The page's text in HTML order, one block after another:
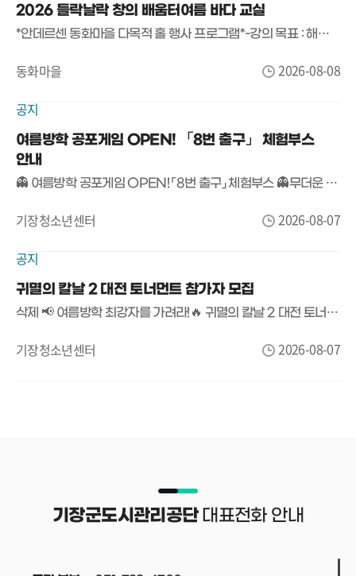
2026 들락날락 창의 배움터여름 바다 교실
*안데르센 동화마을 다목적 홀 행사 프로그램*-강의 목표 : 해양 테마 기반으로 부력.신재생에너지.유체입 등 해양과학 원리를 직접 체험하며 탐구력과 창의적 문제해결력 함양
동화마을 2026-08-08
공지
여름방학 공포게임 OPEN! 「8번 출구」 체험부스
안내
👻 여름방학 공포게임 OPEN! 「8번 출구」 체험부스 👻무더운 여름, 등골이 오싹해지는 공포게임에 도전해 보세요!기장청소년센터에서 여름방학 특별 프로그램으로 화제의 공포게임 「8번 출구」 체험부스를 운영합니다.🚪 게임명▶ 「8번 출구」📅 운영기간2026. 8. 7.(금) ~ 8. 8.(토)13:00 ~ 18:00📍 장소기장청소년센터 만남의 장🎮 참가대상기장청소년센터 이용자 누구나🍪 참가혜택참여자 전원 간식 증정!(※ 간식 소진 시 조기 마감)👀 이런 분들께 추천합니다!✔ 공포게임을 좋아하는 사람✔ 친구와 함께 여름방학 추억을 만들고 싶은 사람✔ 「8번 출구」를 직접 플레이해 보고 싶은 사람혼자 도전해도 좋고,친구들과 함께 더욱 짜릿한 시간을 즐겨보세요!📢 참가비 무료!별도 신청 없이 운영시간 내 방문하면 누구나 참여 가능합니다.#기장청소년센터 #여름방학 #슈퍼플레이 #공포게임 #8번출구 #게임체험 #무료체험 #청소년활동 #기장놀거리 #여름방학추천
기장청소년센터 2026-08-07
공지
귀멸의 칼날 2 대전 토너먼트 참가자 모집
삭제 📢 여름방학 최강자를 가려라!🔥 귀멸의 칼날 2 대전 토너먼트 참가자 모집 🔥귀멸의 칼날 팬이라면 놓칠 수 없는 승부!친구들과 함께 최고의 귀살대가 되어 토너먼트 우승에 도전해 보세요! 🎮⚔️🏆 귀멸의 칼날 2 대전 토너먼트📅 일시2026년 8월 20일(목) 15:00 ~ 17:00📍 장소기장청소년센터 회의실👦 참가 대상기장청소년센터 이용 청소년 📝 접수 방법📍 기장청소년센터 내부 현장 접수(접수처 운영)접수 시작 : 2026년 8월 8일(토) 에서 마감시 까지 (선착순 16명 마감!)🎮 진행 방식✔ 플레이스테이션 로컬 대전✔ 1:1 토너먼트 진행※ 참가 인원에 따라 운영 시간이 일부 조정될 수 있습니다.🎁 시상 안내🥇 1등 🥈 2등 🥉 3등, 4등 에게 소정의 상품 (접수시 상품 수요 조사 실시)🎉 참가자 전원에게는 소정의 기념품도 준비되어 있습니다!⚔️ 실력을 겨루고!🎉 친구들과 함께 즐기고!🏆 푸짐한 상품까지!여름방학 최고의 게임 대회, 기장청소년센터에서 함께하세요!🎮 친구와 함께 최강의 자리를 노려라! 💥
기장청소년센터 2026-08-07
기장군도시관리공단 대표전화 안내